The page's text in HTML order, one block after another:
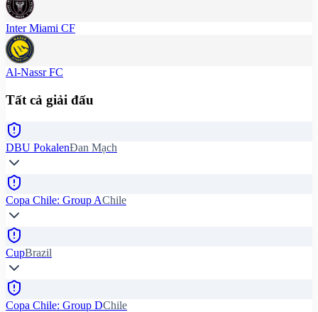
Inter Miami CF
Al-Nassr FC
Tất cả giải đấu
DBU PokalenĐan Mạch
Copa Chile: Group AChile
CupBrazil
Copa Chile: Group DChile